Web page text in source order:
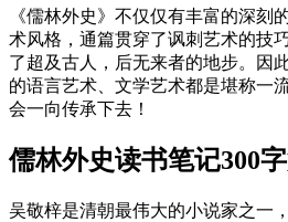
《儒林外史》不仅仅有丰富的深刻
术风格，通篇贯穿了讽刺艺术的技
了超及古人，后无来者的地步。因
的语言艺术、文学艺术都是堪称一
会一向传承下去！
儒林外史读书笔记300
吴敬梓是清朝最伟大的小说家之一